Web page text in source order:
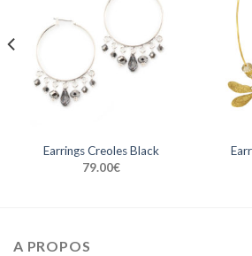
Earrings Creoles Black
79.00€
A PROPOS